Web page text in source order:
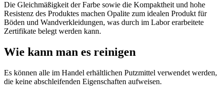
Die Gleichmäßigkeit der Farbe sowie die Kompaktheit und hohe
Resistenz des Produktes machen Opalite zum idealen Produkt für
Böden und Wandverkleidungen, was durch im Labor erarbeitete
Zertifikate belegt werden kann.
Wie kann man es reinigen
Es können alle im Handel erhältlichen Putzmittel verwendet werden,
die keine abschleifenden Eigenschaften aufweisen.